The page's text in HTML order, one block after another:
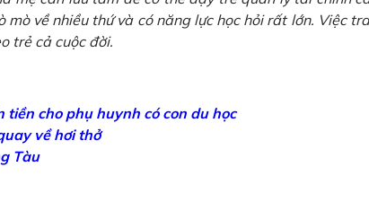
mò về nhiều thứ và có năng lực học hỏi rất lớn. Việc
trẻ cả cuộc đời.
tiền cho phụ huynh có con du học
về hơi thở
Tàu